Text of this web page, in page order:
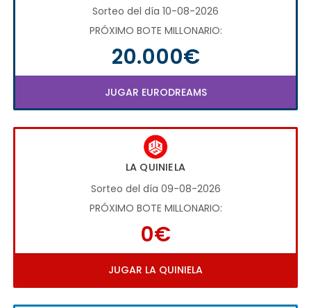
Sorteo del día 10-08-2026
PRÓXIMO BOTE MILLONARIO:
20.000€
JUGAR EURODREAMS
LA QUINIELA
Sorteo del día 09-08-2026
PRÓXIMO BOTE MILLONARIO:
0€
JUGAR LA QUINIELA